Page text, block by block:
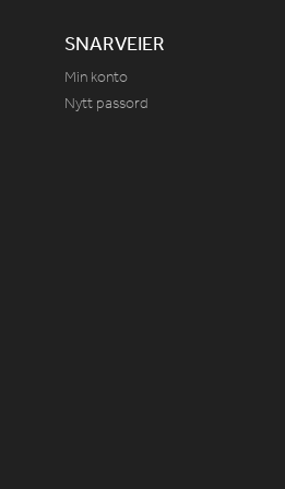
SNARVEIER
Min konto
Nytt passord